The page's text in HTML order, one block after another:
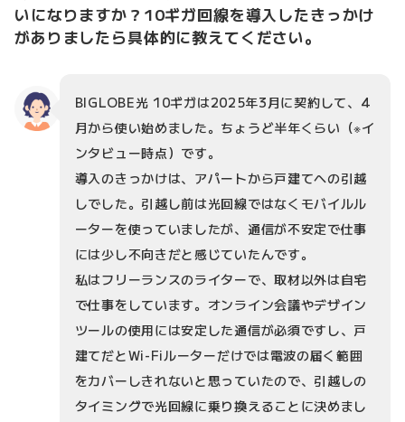
いになりますか？10ギガ回線を導入したきっかけ
がありましたら具体的に教えてください。
BIGLOBE光 10ギガは2025年3月に契約して、4
月から使い始めました。ちょうど半年くらい（※イ
ンタビュー時点）です。
導入のきっかけは、アパートから戸建てへの引越
しでした。引越し前は光回線ではなくモバイルル
ーターを使っていましたが、通信が不安定で仕事
には少し不向きだと感じていたんです。
私はフリーランスのライターで、取材以外は自宅
で仕事をしています。オンライン会議やデザイン
ツールの使用には安定した通信が必須ですし、戸
建てだとWi-Fiルーターだけでは電波の届く範囲
をカバーしきれないと思っていたので、引越しの
タイミングで光回線に乗り換えることに決めまし